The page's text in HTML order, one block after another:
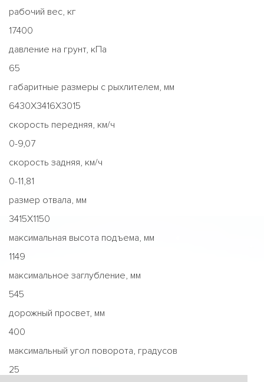
рабочий вес, кг
17400
давление на грунт, кПа
65
габаритные размеры с рыхлителем, мм
6430Х3416Х3015
скорость передняя, км/ч
0-9,07
скорость задняя, км/ч
0-11,81
размер отвала, мм
3415Х1150
максимальная высота подъема, мм
1149
максимальное заглубление, мм
545
дорожный просвет, мм
400
максимальный угол поворота, градусов
25